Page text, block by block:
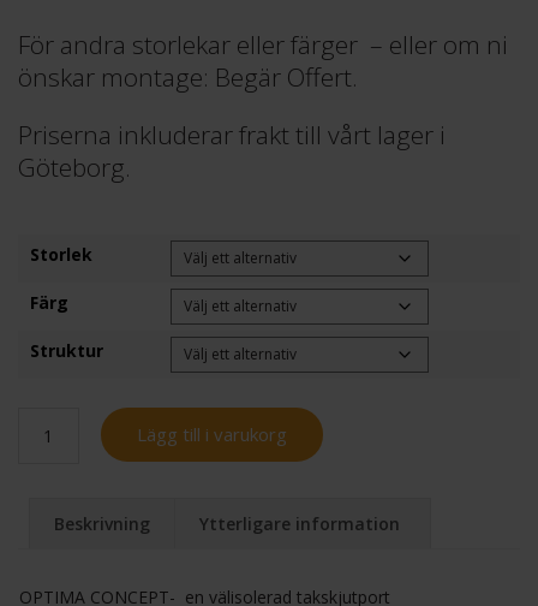
För andra storlekar eller färger – eller om ni
önskar montage: Begär Offert.
Priserna inkluderar frakt till vårt lager i
Göteborg.
Storlek
Färg
Struktur
Concept
mängd
Lägg till i varukorg
Beskrivning Ytterligare information
OPTIMA CONCEPT- en välisolerad takskjutport